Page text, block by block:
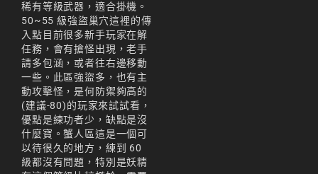
稀有等級武器，適合掛機。
50~55 級強盜巢穴這裡的傳
入點目前很多新手玩家在解
任務，會有搶怪出現，老手
請多包涵，或者往右邊移動
一些。此區強盜多，也有主
動攻擊怪，是何防禦夠高的
(建議-80)的玩家來試試看，
優點是練功者少，缺點是沒
什麼寶。蟹人區這是一個可
以待很久的地方，練到 60
級都沒有問題，特別是妖精